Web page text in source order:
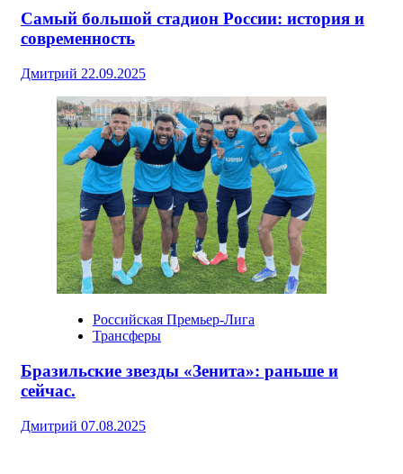
Самый большой стадион России: история и
современность
Дмитрий 22.09.2025
Российская Премьер-Лига
Трансферы
Бразильские звезды «Зенита»: раньше и
сейчас.
Дмитрий 07.08.2025